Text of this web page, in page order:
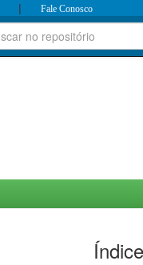
| Fale Conosco
Índice